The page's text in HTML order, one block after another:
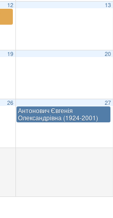
12 13
19 20
26 27
Антонович Євгенія
Олександрівна (1924-2001)